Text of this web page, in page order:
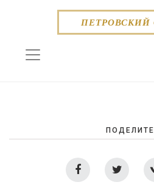
ПЕТРОВСКИЙ